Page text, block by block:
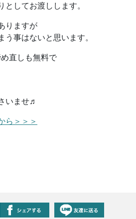
してお渡しします。
りますが
事はないと思います。
直しも無料で
いませ♬
ら＞＞＞